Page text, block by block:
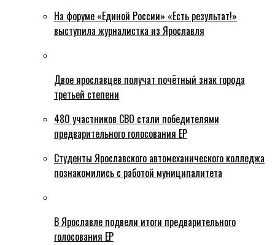
На форуме «Единой России» «Есть результат!»
выступила журналистка из Ярославля
Двое ярославцев получат почётный знак города
третьей степени
480 участников СВО стали победителями
предварительного голосования ЕР
Студенты Ярославского автомеханического колледжа
познакомились с работой муниципалитета
В Ярославле подвели итоги предварительного
голосования ЕР